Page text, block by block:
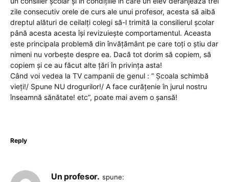
zile consecutiv orele de curs ale unui profesor, acesta să aibă
dreptul alături de ceilalți colegi să-l trimită la consilierul școlar
până acesta acesta își revizuiește comportamentul. Aceasta
este principala problemă din învățământ pe care toți o știu dar
nimeni nu vorbește despre ea. Dacă tot dorim să copiem, să
copiem și ce au făcut alte țări în privința asta!
Când voi vedea la TV campanii de genul : ” Școala schimbă
vieți!/ Spune NU drogurilor!/ A face curățenie în jurul nostru
înseamnă sănătate! etc”, poate mai avem o șansă!
Reply
Un profesor. spune: